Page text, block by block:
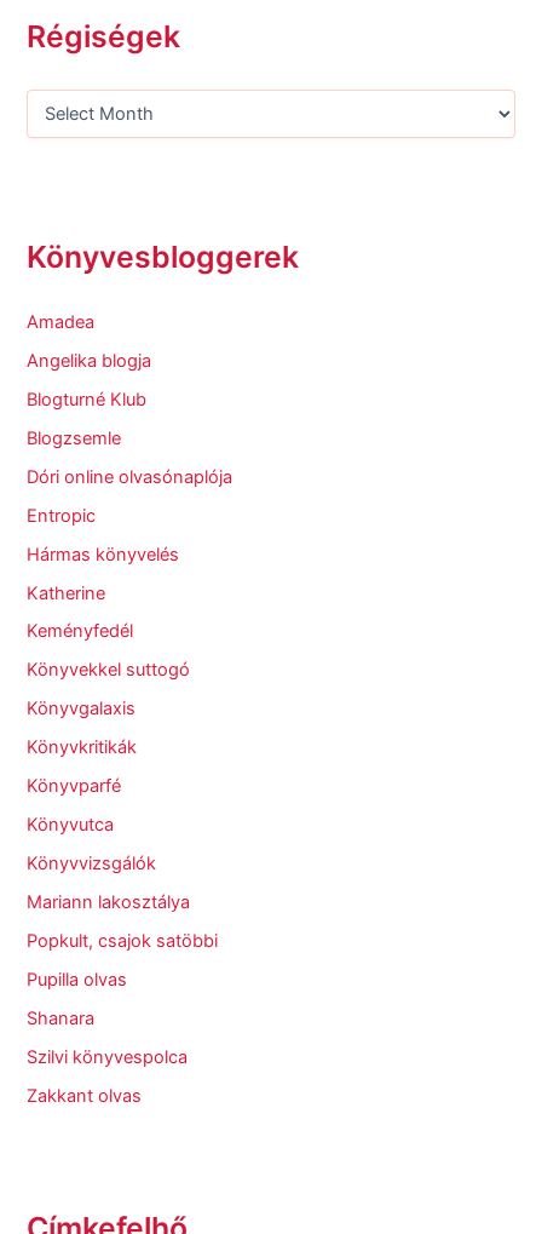
Régiségek
Könyvesbloggerek
Amadea
Angelika blogja
Blogturné Klub
Blogzsemle
Dóri online olvasónaplója
Entropic
Hármas könyvelés
Katherine
Keményfedél
Könyvekkel suttogó
Könyvgalaxis
Könyvkritikák
Könyvparfé
Könyvutca
Könyvvizsgálók
Mariann lakosztálya
Popkult, csajok satöbbi
Pupilla olvas
Shanara
Szilvi könyvespolca
Zakkant olvas